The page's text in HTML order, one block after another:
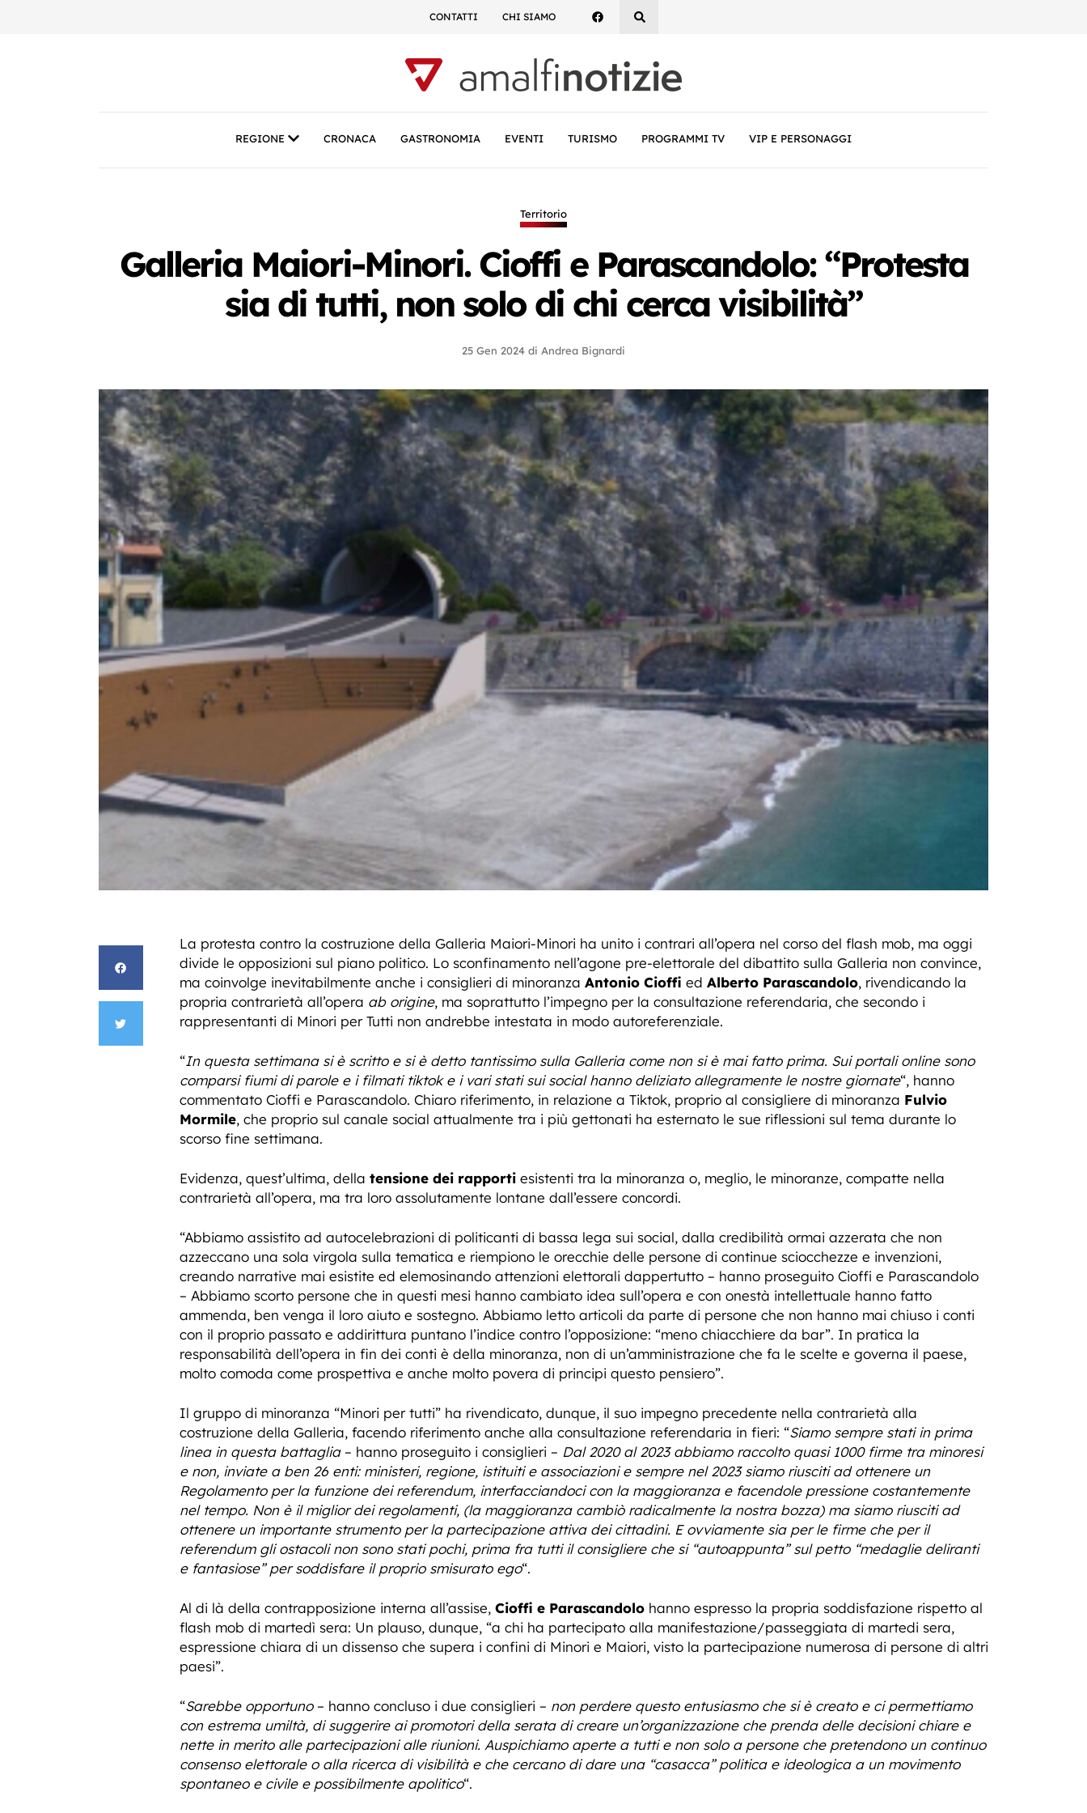
CONTATTI CHI SIAMO
REGIONE CRONACA GASTRONOMIA EVENTI TURISMO PROGRAMMI TV VIP E PERSONAGGI
Territorio
Galleria Maiori-Minori. Cioffi e Parascandolo: “Protesta
sia di tutti, non solo di chi cerca visibilità”
25 Gen 2024 di Andrea Bignardi
La protesta contro la costruzione della Galleria Maiori-Minori ha unito i contrari all’opera nel corso del flash mob, ma oggi
divide le opposizioni sul piano politico. Lo sconfinamento nell’agone pre-elettorale del dibattito sulla Galleria non convince,
ma coinvolge inevitabilmente anche i consiglieri di minoranza Antonio Cioffi ed Alberto Parascandolo, rivendicando la
propria contrarietà all’opera ab origine, ma soprattutto l’impegno per la consultazione referendaria, che secondo i
rappresentanti di Minori per Tutti non andrebbe intestata in modo autoreferenziale.
“In questa settimana si è scritto e si è detto tantissimo sulla Galleria come non si è mai fatto prima. Sui portali online sono
comparsi fiumi di parole e i filmati tiktok e i vari stati sui social hanno deliziato allegramente le nostre giornate“, hanno
commentato Cioffi e Parascandolo. Chiaro riferimento, in relazione a Tiktok, proprio al consigliere di minoranza Fulvio
Mormile, che proprio sul canale social attualmente tra i più gettonati ha esternato le sue riflessioni sul tema durante lo
scorso fine settimana.
Evidenza, quest’ultima, della tensione dei rapporti esistenti tra la minoranza o, meglio, le minoranze, compatte nella
contrarietà all’opera, ma tra loro assolutamente lontane dall’essere concordi.
“Abbiamo assistito ad autocelebrazioni di politicanti di bassa lega sui social, dalla credibilità ormai azzerata che non
azzeccano una sola virgola sulla tematica e riempiono le orecchie delle persone di continue sciocchezze e invenzioni,
creando narrative mai esistite ed elemosinando attenzioni elettorali dappertutto – hanno proseguito Cioffi e Parascandolo
– Abbiamo scorto persone che in questi mesi hanno cambiato idea sull’opera e con onestà intellettuale hanno fatto
ammenda, ben venga il loro aiuto e sostegno. Abbiamo letto articoli da parte di persone che non hanno mai chiuso i conti
con il proprio passato e addirittura puntano l’indice contro l’opposizione: “meno chiacchiere da bar”. In pratica la
responsabilità dell’opera in fin dei conti è della minoranza, non di un’amministrazione che fa le scelte e governa il paese,
molto comoda come prospettiva e anche molto povera di principi questo pensiero”.
Il gruppo di minoranza “Minori per tutti” ha rivendicato, dunque, il suo impegno precedente nella contrarietà alla
costruzione della Galleria, facendo riferimento anche alla consultazione referendaria in fieri: “Siamo sempre stati in prima
linea in questa battaglia– hanno proseguito i consiglieri – Dal 2020 al 2023 abbiamo raccolto quasi 1000 firme tra minoresi
e non, inviate a ben 26 enti: ministeri, regione, istituiti e associazioni e sempre nel 2023 siamo riusciti ad ottenere un
Regolamento per la funzione dei referendum, interfacciandoci con la maggioranza e facendole pressione costantemente
nel tempo. Non è il miglior dei regolamenti, (la maggioranza cambiò radicalmente la nostra bozza) ma siamo riusciti ad
ottenere un importante strumento per la partecipazione attiva dei cittadini. E ovviamente sia per le firme che per il
referendum gli ostacoli non sono stati pochi, prima fra tutti il consigliere che si “autoappunta” sul petto “medaglie deliranti
e fantasiose” per soddisfare il proprio smisurato ego“.
Al di là della contrapposizione interna all’assise, Cioffi e Parascandolo hanno espresso la propria soddisfazione rispetto al
flash mob di martedì sera: Un plauso, dunque, “a chi ha partecipato alla manifestazione/passeggiata di martedi sera,
espressione chiara di un dissenso che supera i confini di Minori e Maiori, visto la partecipazione numerosa di persone di altri
paesi”.
“Sarebbe opportuno– hanno concluso i due consiglieri – non perdere questo entusiasmo che si è creato e ci permettiamo
con estrema umiltà, di suggerire ai promotori della serata di creare un’organizzazione che prenda delle decisioni chiare e
nette in merito alle partecipazioni alle riunioni. Auspichiamo aperte a tutti e non solo a persone che pretendono un continuo
consenso elettorale o alla ricerca di visibilità e che cercano di dare una “casacca” politica e ideologica a un movimento
spontaneo e civile e possibilmente apolitico“.